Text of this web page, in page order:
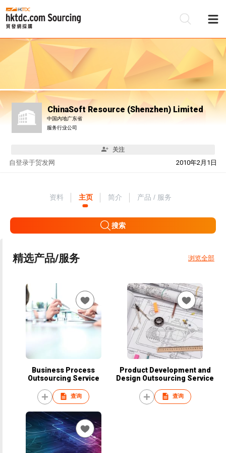
ChinaSoft Resource (Shenzhen) Limited
中国内地广东省
服务行业公司
关注
自 2010年2月1日
登录于贸发网
资料 主页 简介 产品 / 服务
搜索
精选产品/服务 浏览全部
Business Process
Outsourcing Service
查询
Product Development and
Design Outsourcing Service
查询